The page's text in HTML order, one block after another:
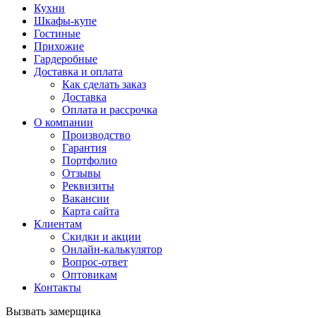
Кухни
Шкафы-купе
Гостиные
Прихожие
Гардеробные
Доставка и оплата
Как сделать заказ
Доставка
Оплата и рассрочка
О компании
Производство
Гарантия
Портфолио
Отзывы
Реквизиты
Вакансии
Карта сайта
Клиентам
Скидки и акции
Онлайн-калькулятор
Вопрос-ответ
Оптовикам
Контакты
Вызвать замерщика